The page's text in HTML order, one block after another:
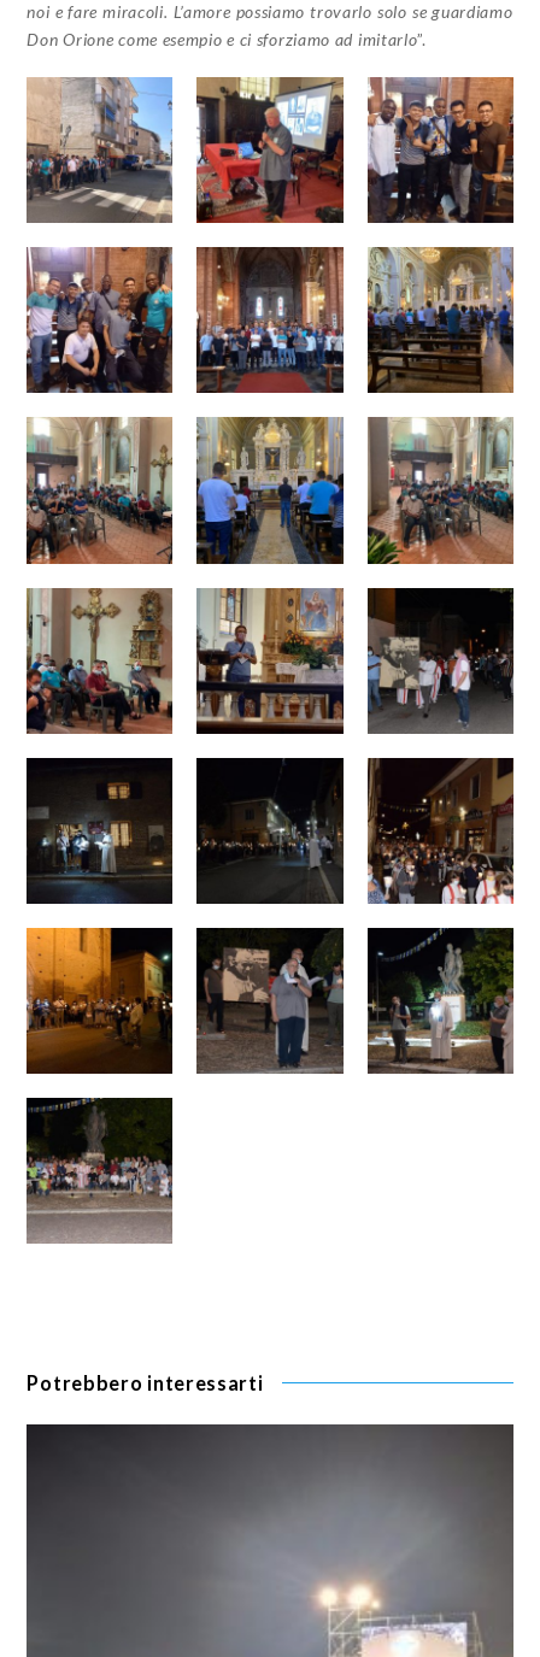
noi e fare miracoli. L’amore possiamotrovarlo solo se guardiamo
Don Orione come esempio e ci sforziamo ad imitarlo”.
Potrebbero interessarti